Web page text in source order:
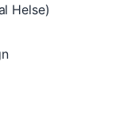
Helse)